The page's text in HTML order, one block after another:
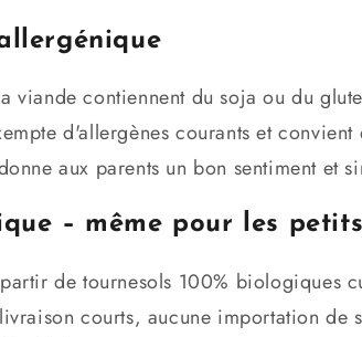
viande contiennent du soja ou du
d'allergènes courants et
aux parents un bon sentiment et
– même pour les
de tournesols 100% biologiques
courts, aucune importation de